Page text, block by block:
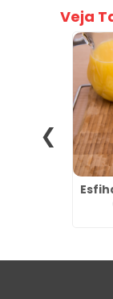
Veja